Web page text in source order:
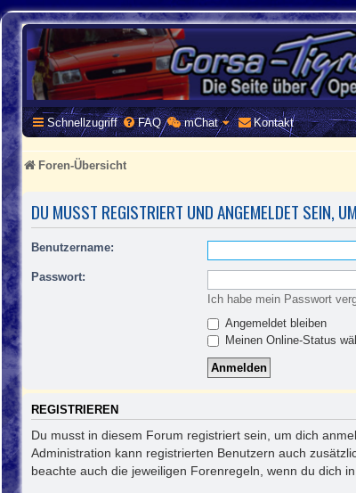
CORSA-TIGRA.DE
Homepage und Forum rund um Opel Corsa und Tigra
Schnellzugriff FAQ mChat Kontakt
Foren-Übersicht
DU MUSST REGISTRIERT UND ANGEMELDET SEIN,
Benutzername:
Passwort:
Ich habe mein Passwort
Angemeldet bleiben
Meinen Online-Status
REGISTRIEREN
Du musst in diesem Forum registriert sein, um dich
Administration kann registrierten Benutzern auch
beachte auch die jeweiligen Forenregeln, wenn du dich